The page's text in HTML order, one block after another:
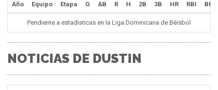
Año Equipo Etapa G AB R H 2B 3B HR RBI BB
Pendiente a estadisticas en la Liga Dominicana de Béisbol
NOTICIAS DE DUSTIN